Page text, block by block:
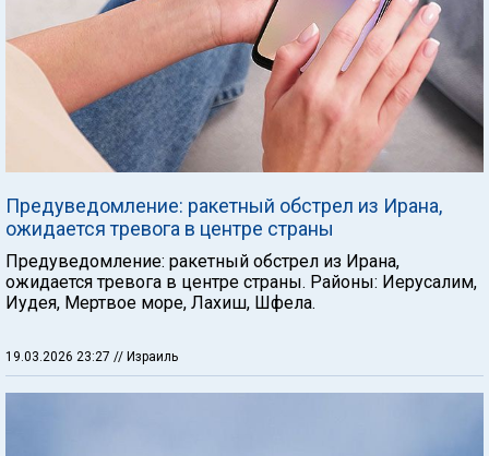
Предуведомление: ракетный обстрел из Ирана,
ожидается тревога в центре страны
Предуведомление: ракетный обстрел из Ирана,
ожидается тревога в центре страны. Районы: Иерусалим,
Иудея, Мертвое море, Лахиш, Шфела.
19.03.2026 23:27 // Израиль